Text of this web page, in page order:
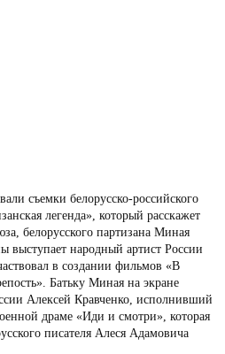
съемки белорусско-российского
легенда», который расскажет
белорусского партизана Миная
народный артист России
в создании фильмов «В
Батьку Миная на экране
Алексей Кравченко, исполнивший
драме «Иди и смотри», которая
писателя Алеся Адамовича